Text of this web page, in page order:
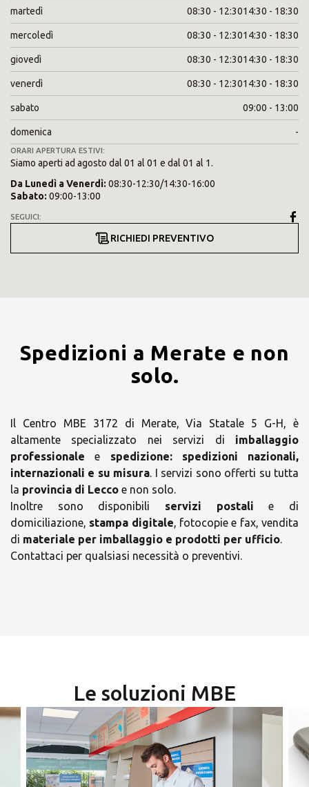
martedì 08:30 - 12:3014:30 - 18:30
mercoledì 08:30 - 12:3014:30 - 18:30
giovedì 08:30 - 12:3014:30 - 18:30
venerdì 08:30 - 12:3014:30 - 18:30
sabato 09:00 - 13:00
domenica -
ORARI APERTURA ESTIVI:
Siamo aperti ad agosto dal 01 al 01 e dal 01 al 1.
Da Lunedì aVenerdì: 08:30-12:30/14:30-16:00
Sabato: 09:00-13:00
SEGUICI:
RICHIEDI PREVENTIVO
Spedizioni a Merate e non
solo.
Il Centro MBE 3172 di Merate, Via Statale 5 G-H, è
altamente specializzato nei servizi di imballaggio
professionale e spedizione:
spedizioni nazionali,
internazionali e su misura. I servizi sono offerti su tutta
la provincia di Lecco e non solo.
Inoltre sono disponibili servizi postali e di
domiciliazione, stampa digitale, fotocopie e fax, vendita
di materiale per imballaggio e prodotti per ufficio.
Contattaci per qualsiasi necessità o preventivi.
Le soluzioni MBE
×
Seleziona un paese
×
×
Orari
lunedì
08:30 - 12:30
14:30 - 18:30
martedì
08:30 - 12:30
14:30 - 18:30
mercoledì